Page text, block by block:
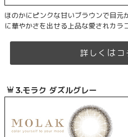
ほのかにピンクな甘いブラウンで目元
に華やかさを出せる上品な愛されカラ
詳しく は コ
3.モラク ダズルグレー